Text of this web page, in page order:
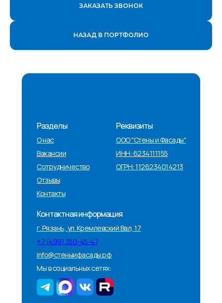
ЗАКАЗАТЬ ЗВОНОК
НАЗАД В ПОРТФОЛИО
Разделы
г. Рязань, ул. Кремлевский Вал, 17
+7 (499) 350-45-47
info@стеныифасады.рф
Мы в социальных сетях:
ИНН: 6234111155
ООО "Стены и Фасады"
ОГРН: 1126234014213
Реквизиты
Контактная информация
О нас
Сотрудничество
Отзывы
Вакансии
Контакты